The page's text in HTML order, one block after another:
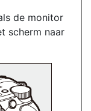
de monitor
scherm naar